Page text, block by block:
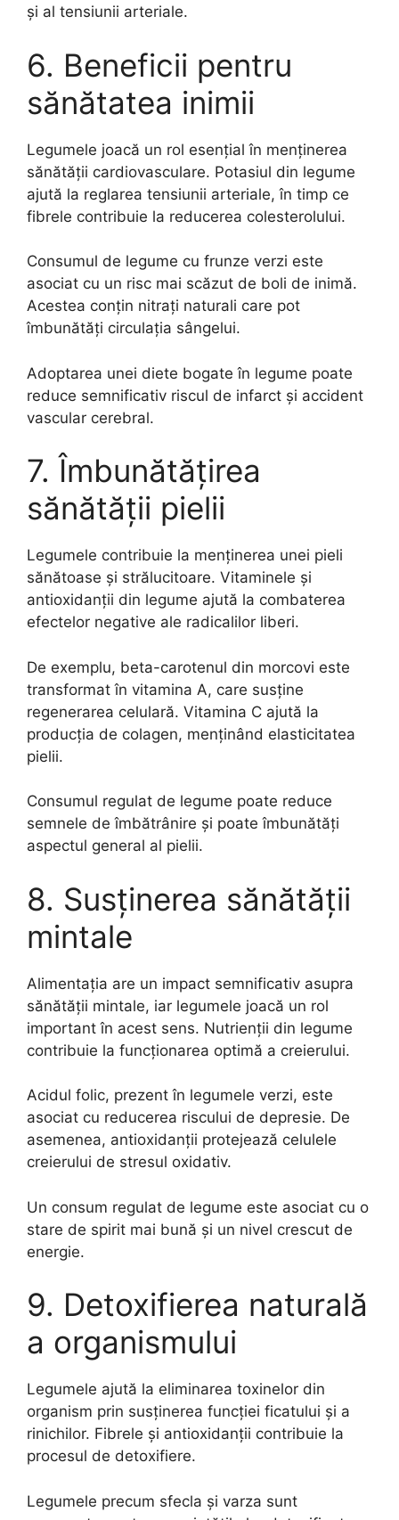
și al tensiunii arteriale.
6. Beneficii pentru
sănătatea inimii
Legumele joacă un rol esențial în menținerea
sănătății cardiovasculare. Potasiul din legume
ajută la reglarea tensiunii arteriale, în timp ce
fibrele contribuie la reducerea colesterolului.
Consumul de legume cu frunze verzi este
asociat cu un risc mai scăzut de boli de inimă.
Acestea conțin nitrați naturali care pot
îmbunătăți circulația sângelui.
Adoptarea unei diete bogate în legume poate
reduce semnificativ riscul de infarct și accident
vascular cerebral.
7. Îmbunătățirea
sănătății pielii
Legumele contribuie la menținerea unei pieli
sănătoase și strălucitoare. Vitaminele și
antioxidanții din legume ajută la combaterea
efectelor negative ale radicalilor liberi.
De exemplu, beta-carotenul din morcovi este
transformat în vitamina A, care susține
regenerarea celulară. Vitamina C ajută la
producția de colagen, menținând elasticitatea
pielii.
Consumul regulat de legume poate reduce
semnele de îmbătrânire și poate îmbunătăți
aspectul general al pielii.
8. Susținerea sănătății
mintale
Alimentația are un impact semnificativ asupra
sănătății mintale, iar legumele joacă un rol
important în acest sens. Nutrienții din legume
contribuie la funcționarea optimă a creierului.
Acidul folic, prezent în legumele verzi, este
asociat cu reducerea riscului de depresie. De
asemenea, antioxidanții protejează celulele
creierului de stresul oxidativ.
Un consum regulat de legume este asociat cu o
stare de spirit mai bună și un nivel crescut de
energie.
9. Detoxifierea naturală
a organismului
Legumele ajută la eliminarea toxinelor din
organism prin susținerea funcției ficatului și a
rinichilor. Fibrele și antioxidanții contribuie la
procesul de detoxifiere.
Legumele precum sfecla și varza sunt